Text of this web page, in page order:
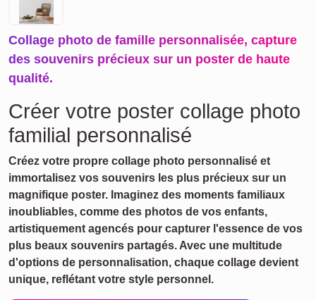
Collage photo de famille personnalisée, capture
des souvenirs précieux sur un poster de haute
qualité.
Créer votre poster collage photo
familial personnalisé
Créez votre propre collage photo personnalisé et
immortalisez vos souvenirs les plus précieux sur un
magnifique poster. Imaginez des moments familiaux
inoubliables, comme des photos de vos enfants,
artistiquement agencés pour capturer l'essence de vos
plus beaux souvenirs partagés. Avec une multitude
d'options de personnalisation, chaque collage devient
unique, reflétant votre style personnel.